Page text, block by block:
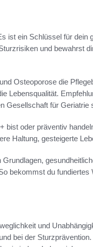
ist ein Schlüssel für dein
und bewahrst
Osteoporose die
Lebensqualität.
Gesellschaft für Geriatrie
bist oder präventiv
Haltung, gesteigerte
bekommst du
und
bei der